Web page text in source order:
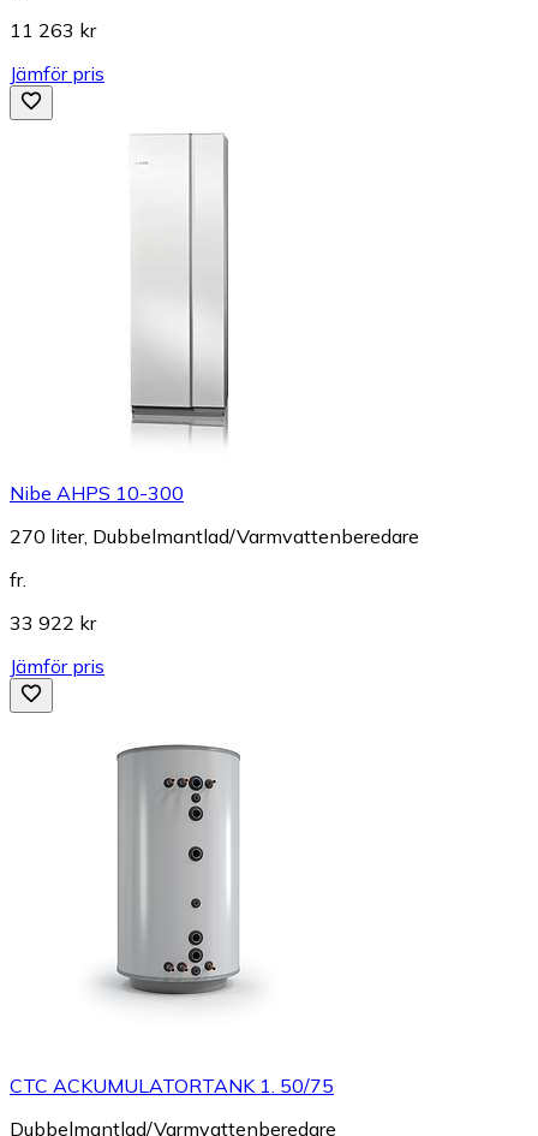
11 263 kr
Jämför pris
Nibe AHPS 10-300
270 liter, Dubbelmantlad/Varmvattenberedare
fr.
33 922 kr
Jämför pris
CTC ACKUMULATORTANK 1. 50/75
Dubbelmantlad/Varmvattenberedare